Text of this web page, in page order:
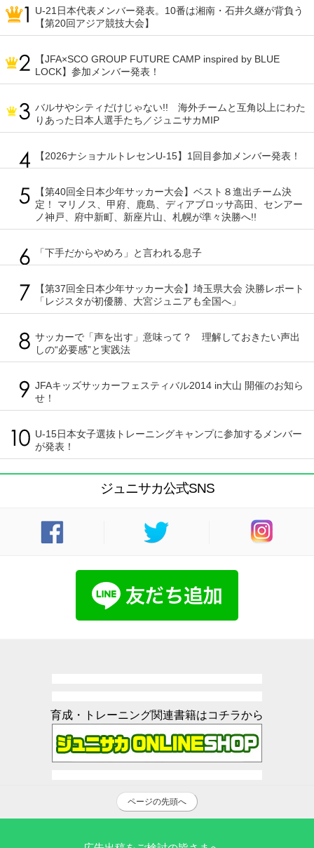
U-21日本代表メンバー発表。10番は湘南・石井久継が背負う
【第20回アジア競技大会】
【JFA×SCO GROUP FUTURE CAMP inspired by BLUE
LOCK】参加メンバー発表！
バルサやシティだけじゃない!! 海外チームと互角以上にわた
りあった日本人選手たち／ジュニサカMIP
【2026ナショナルトレセンU-15】1回目参加メンバー発表！
【第40回全日本少年サッカー大会】ベスト８進出チーム決
定！ マリノス、甲府、鹿島、ディアブロッサ高田、センアー
ノ神戸、府中新町、新座片山、札幌が準々決勝へ!!
「下手だからやめろ」と言われる息子
【第37回全日本少年サッカー大会】埼玉県大会 決勝レポート
「レジスタが初優勝、大宮ジュニアも全国へ」
サッカーで「声を出す」意味って？ 理解しておきたい声出
しの“必要感”と実践法
JFAキッズサッカーフェスティバル2014 in大山 開催のお知ら
せ！
U-15日本女子選抜トレーニングキャンプに参加するメンバー
が発表！
ジュニサカ公式SNS
育成・トレーニング関連書籍はコチラから
ページの先頭へ